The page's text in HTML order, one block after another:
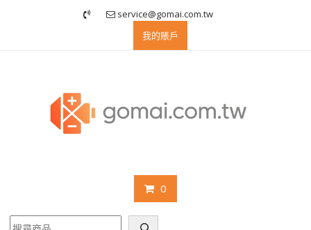
service@gomai.com.tw
我的賬戶
0